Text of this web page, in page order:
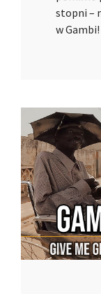
stopni –
w Gambi!